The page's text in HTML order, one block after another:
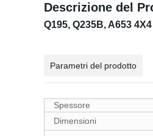
Descrizione del
Q195, Q235B, A653
Parametri del prodotto
Spessore
Dimensioni